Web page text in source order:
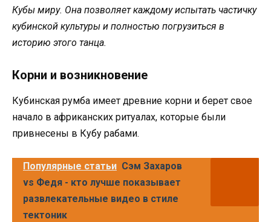
Кубы миру. Она позволяет каждому испытать частичку
кубинской культуры и полностью погрузиться в
историю этого танца.
Корни и возникновение
Кубинская румба имеет древние корни и берет свое
начало в африканских ритуалах, которые были
привнесены в Кубу рабами.
Популярные статьи Сэм Захаров
vs Федя - кто лучше показывает
развлекательные видео в стиле
тектоник